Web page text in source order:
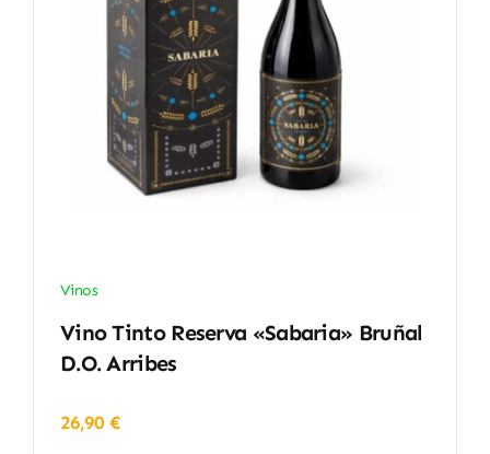
Vinos
Vino Tinto Reserva «Sabaria» Bruñal
D.O. Arribes
26,90 €